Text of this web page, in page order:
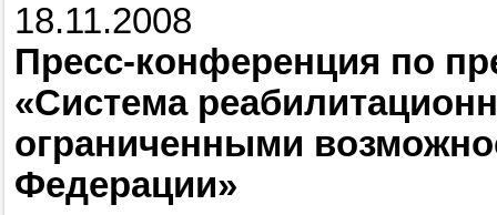
18.11.2008
Пресс-конференция по
«Система
ограниченными
Федерации»